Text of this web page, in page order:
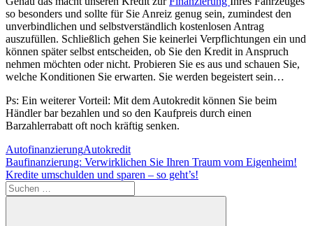
so besonders und sollte für Sie Anreiz genug sein, zumindest den
unverbindlichen und selbstverständlich kostenlosen Antrag
auszufüllen. Schließlich gehen Sie keinerlei Verpflichtungen ein und
können später selbst entscheiden, ob Sie den Kredit in Anspruch
nehmen möchten oder nicht. Probieren Sie es aus und schauen Sie,
welche Konditionen Sie erwarten. Sie werden begeistert sein…
Ps: Ein weiterer Vorteil: Mit dem Autokredit können Sie beim
Händler bar bezahlen und so den Kaufpreis durch einen
Barzahlerrabatt oft noch kräftig senken.
AutofinanzierungAutokredit
Beitragsnavigation
Vorheriger
Beitrag:
Baufinanzierung: Verwirklichen Sie Ihren Traum vom Eigenheim!
Nächster
Beitrag:
Kredite umschulden und sparen – so geht’s!
Suchen
nach: